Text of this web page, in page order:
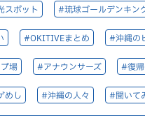
スポット #琉球ゴールデンキン
#OKITIVEまとめ #沖縄の
場 #アナウンサーズ #復帰
めし #沖縄の人々 #聞いて